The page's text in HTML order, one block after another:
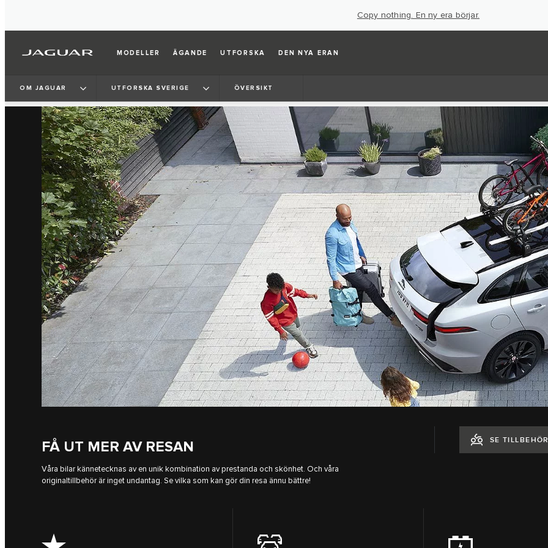
Copy nothing. En ny era börjar.
MODELLER ÄGANDE UTFORSKA DEN NYA ERAN
OM JAGUAR UTFORSKA SVERIGE ÖVERSIKT
FÅ UT MER AV RESAN
Våra bilar kännetecknas av en unik kombination av prestanda och skönhet. Och våra
originaltillbehör är inget undantag. Se vilka som kan gör din resa ännu bättre!
SE